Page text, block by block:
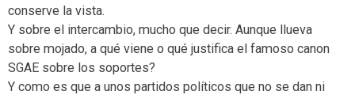
conserve la vista.
Y sobre el intercambio, mucho que decir. Aunque llueva
sobre mojado, a qué viene o qué justifica el famoso canon
SGAE sobre los soportes?
Y como es que a unos partidos políticos que no se dan ni